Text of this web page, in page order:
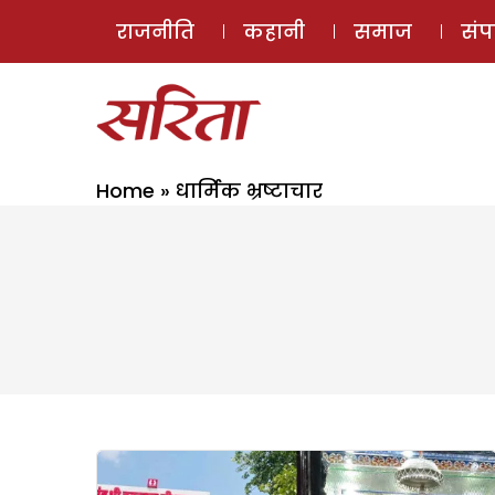
राजनीति कहानी समाज
Home » धार्मिक भ्रष्टाचार